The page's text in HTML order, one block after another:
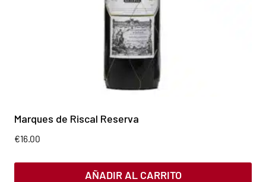
Marques de Riscal Reserva
€16.00
AÑADIR AL CARRITO